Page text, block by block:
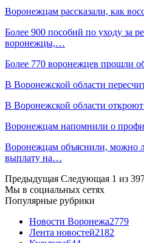
Воронежцам рассказали, как
Более 900 пособий по уходу за
воронежцы,…
Более 770 воронежцев прошли
В Воронежской области
В Воронежской области
Воронежцам напомнили о
Воронежцам объяснили, можно
выплату на…
Предыдущая Следующая 1 из
Мы в социальных сетях
Популярные рубрики
Новости Воронежа2779
Лента новостей2182